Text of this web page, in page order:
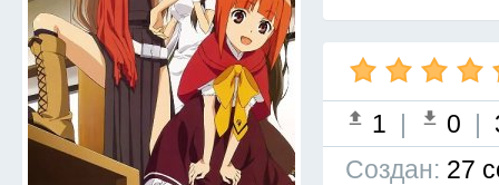
1 | 0 |
Cоздан: 27